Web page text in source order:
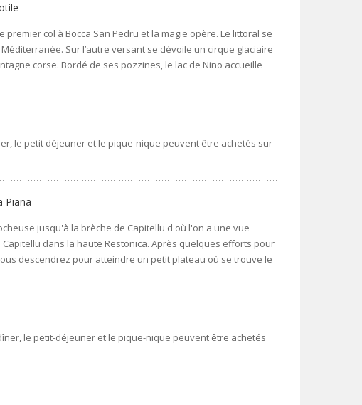
premier col à Bocca San Pedru et la magie opère. Le littoral se
Sur l’autre versant se dévoile un cirque glaciaire
corse. Bordé de ses pozzines, le lac de Nino accueille
le petit déjeuner et le pique-nique peuvent être achetés sur
Piana
jusqu'à la brèche de Capitellu d'où l'on a une vue
dans la haute Restonica. Après quelques efforts pour
descendrez pour atteindre un petit plateau où se trouve le
le petit-déjeuner et le pique-nique peuvent être achetés